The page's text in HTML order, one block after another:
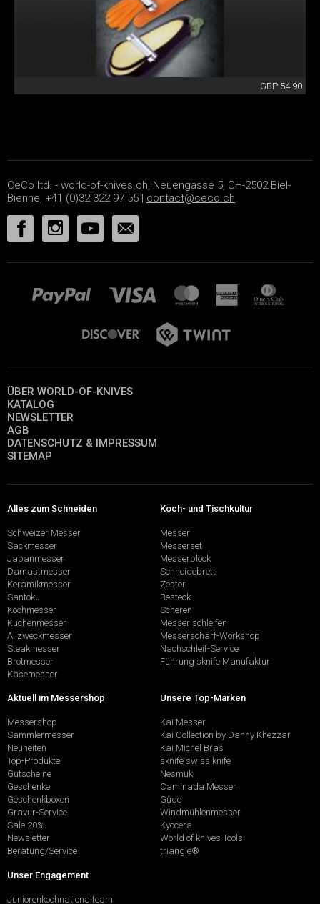
GBP 54.90
CeCo ltd. - world-of-knives.ch, Neuengasse 5, CH-2502 Biel-
Bienne, +41 (0)32 322 97 55 | contact@ceco.ch
ÜBER WORLD-OF-KNIVES
KATALOG
NEWSLETTER
AGB
DATENSCHUTZ & IMPRESSUM
SITEMAP
Alles zum Schneiden
Schweizer Messer
Sackmesser
Japanmesser
Damastmesser
Keramikmesser
Santoku
Kochmesser
Küchenmesser
Allzweckmesser
Steakmesser
Brotmesser
Käsemesser
Koch- und Tischkultur
Messer
Messerset
Messerblock
Schneidebrett
Zester
Besteck
Scheren
Messer schleifen
Messerschärf-Workshop
Nachschleif-Service
Führung sknife Manufaktur
Aktuell im Messershop
Messershop
Sammlermesser
Neuheiten
Top-Produkte
Gutscheine
Geschenke
Geschenkboxen
Gravur-Service
Sale 20%
Newsletter
Beratung/Service
Unsere Top-Marken
Kai Messer
Kai Collection by Danny Khezzar
Kai Michel Bras
sknife swiss knife
Nesmuk
Caminada Messer
Güde
Windmühlenmesser
Kyocera
World of knives Tools
triangle®
Unser Engagement
Juniorenkochnationalteam